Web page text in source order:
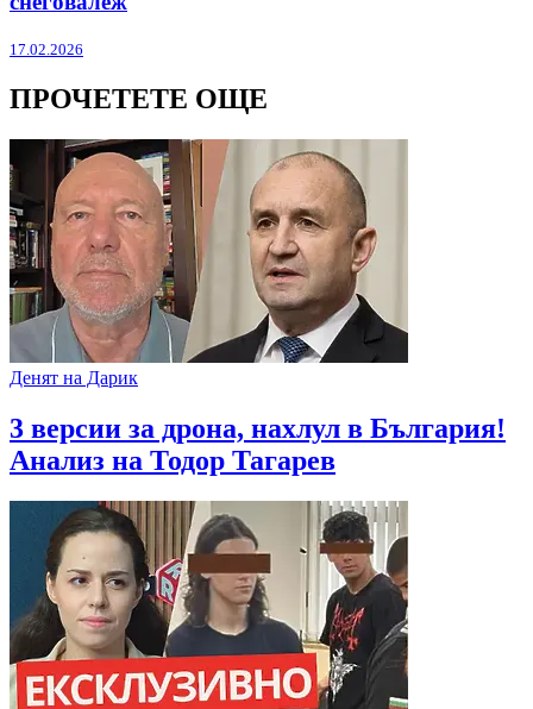
17.02.2026
ПРОЧЕТЕТЕ ОЩЕ
Денят на Дарик
3 версии за дрона, нахлул в България!
Анализ на Тодор Тагарев